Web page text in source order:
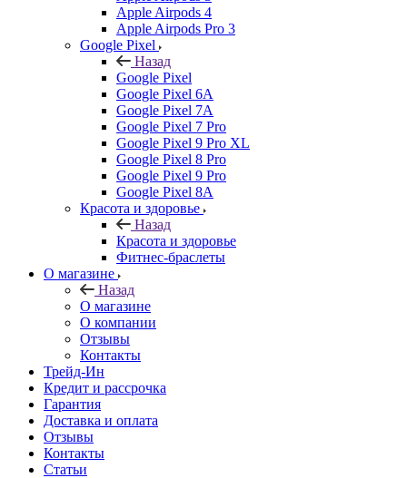
Apple Airpods 4
Apple Airpods Pro 3
Google Pixel
Назад
Google Pixel
Google Pixel 6A
Google Pixel 7А
Google Pixel 7 Pro
Google Pixel 9 Pro XL
Google Pixel 8 Pro
Google Pixel 9 Pro
Google Pixel 8A
Красота и здоровье
Назад
Красота и здоровье
Фитнес-браслеты
О магазине
Назад
О магазине
О компании
Отзывы
Контакты
Трейд-Ин
Кредит и рассрочка
Гарантия
Доставка и оплата
Отзывы
Контакты
Статьи